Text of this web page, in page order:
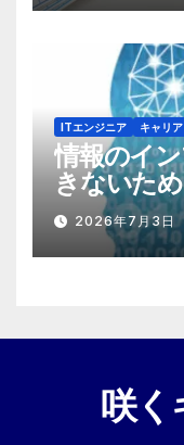
ITエンジニア キャリア
情報のイ
きないた
「情報の
2026年7月3日
咲く